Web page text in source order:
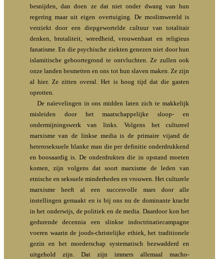
besnijden, dan doen ze dat niet onder dwang van hun
regering maar uit eigen overtuiging. De moslimwereld is
verziekt door een diepgewortelde cultuur van totalitair
denken, brutaliteit, wreedheid, vrouwenhaat en religieus
fanatisme. En die psychische ziekten genezen niet door hun
islamitische geboortegrond te ontvluchten. Ze zullen ook
onze landen besmetten en ons tot hun slaven maken. Ze zijn
al hier. Ze zitten overal. Het is hoog tijd dat die gasten
oprotten.
De naïevelingen in ons midden laten zich te makkelijk
misleiden door het maatschappelijke sloop- en
ondermijningswerk van links. Volgens het cultureel
marxisme van de linkse media is de primaire vijand de
heteroseksuele blanke man die per definitie onderdrukkend
en boosaardig is. De onderdrukten die in opstand moeten
komen, zijn volgens dat soort marxisme de leden van
etnische en seksuele minderheden en vrouwen. Het culturele
marxisme heeft al een succesvolle mars door alle
instellingen gemaakt en is bij ons nu de dominante kracht
in het onderwijs, de politiek en de media. Daardoor kon het
gedurende decennia een slinkse indoctrinatiecampagne
voeren waarin de joods-christelijke ethiek, het traditionele
gezin en het moederschap systematisch bezwadderd en
uitgehold zijn. Dat zijn immers allemaal macho-